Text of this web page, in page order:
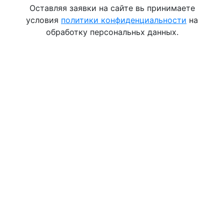
Оставляя заявки на сайте вь принимаете
условия политики конфиденциальности на
обработку персональньх данных.